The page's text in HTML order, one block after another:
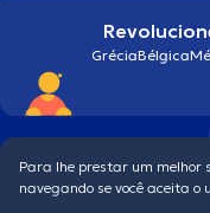
GréciaBélgica
Para lhe prestar um melhor
navegando se você aceita o